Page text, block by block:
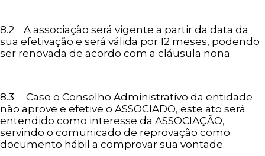
8.2 A associação será vigente a partir da data da
sua efetivação e será válida por 12 meses, podendo
ser renovada de acordo com a cláusula nona.
8.3 Caso o Conselho Administrativo da entidade
não aprove e efetive o ASSOCIADO, este ato será
entendido como interesse da ASSOCIAÇÃO,
servindo o comunicado de reprovação como
documento hábil a comprovar sua vontade.